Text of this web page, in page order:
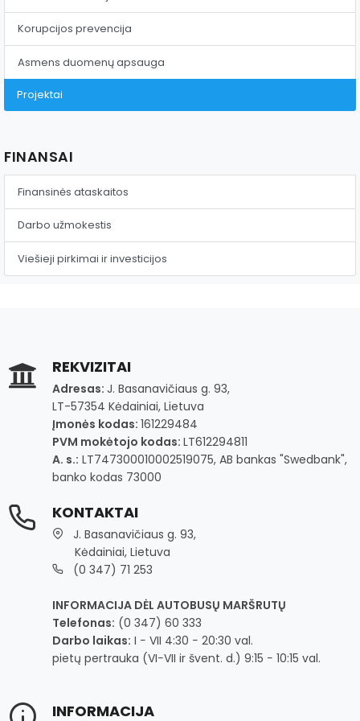
Reklama ant autobusų
Aikštelės nuoma
Korupcijos prevencija
Asmens duomenų apsauga
Projektai
FINANSAI
Finansinės ataskaitos
Darbo užmokestis
Viešieji pirkimai ir investicijos
REKVIZITAI
Adresas: J. Basanavičiaus g. 93,
LT-57354 Kėdainiai, Lietuva
Įmonės kodas: 161229484
PVM mokėtojo kodas: LT612294811
A. s.: LT747300010002519075, AB bankas "Swedbank",
banko kodas 73000
KONTAKTAI
J. Basanavičiaus g. 93,
Kėdainiai, Lietuva
(0 347) 71 253
INFORMACIJA DĖL AUTOBUSŲ MARŠRUTŲ
Telefonas: (0 347) 60 333
Darbo laikas: I − VII 4:30 − 20:30 val.
pietų pertrauka (VI−VII ir švent. d.) 9:15 − 10:15 val.
INFORMACIJA